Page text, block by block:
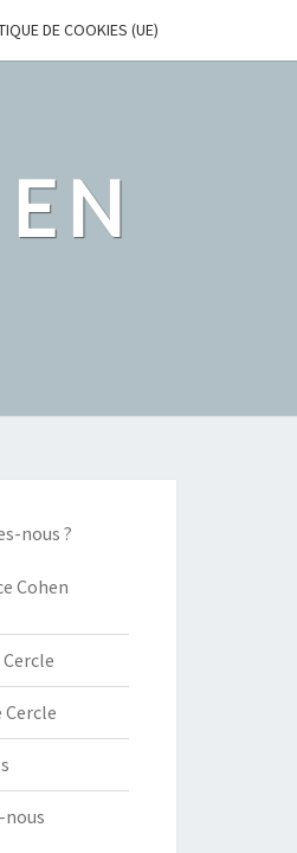
DE COOKIES (UE)
nous ?
Cohen